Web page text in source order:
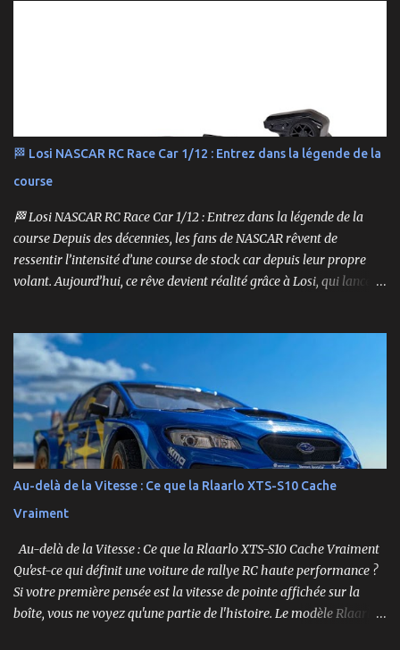
🏁 Losi NASCAR RC Race Car 1/12 : Entrez dans la légende de la
course
🏁 Losi NASCAR RC Race Car 1/12 : Entrez dans la légende de la
course Depuis des décennies, les fans de NASCAR rêvent de
ressentir l’intensité d’une course de stock car depuis leur propre
volant. Aujourd’hui, ce rêve devient réalité grâce à Losi, qui lance
foncer sur n’importe quelle surface plate. Voici le Losi NASCAR RC
Race Car , dans sa version Ryan Blaney No. 12 Advance Auto Parts
Ford Mustang RTR 2025 .
Au-delà de la Vitesse : Ce que la Rlaarlo XTS-S10 Cache
Vraiment
Au-delà de la Vitesse : Ce que la Rlaarlo XTS-S10 Cache Vraiment
Qu'est-ce qui définit une voiture de rallye RC haute performance ?
Si votre première pensée est la vitesse de pointe affichée sur la
boîte, vous ne voyez qu'une partie de l'histoire. Le modèle Rlaarlo